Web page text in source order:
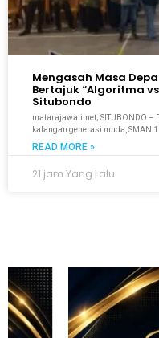
Mengasah Masa
Bertajuk “Algoritma vs
Situbondo
matarajawali.net; SITUBONDO –
kalangan generasi muda, SMAN
READ MORE »
21 jam Yang Lalu